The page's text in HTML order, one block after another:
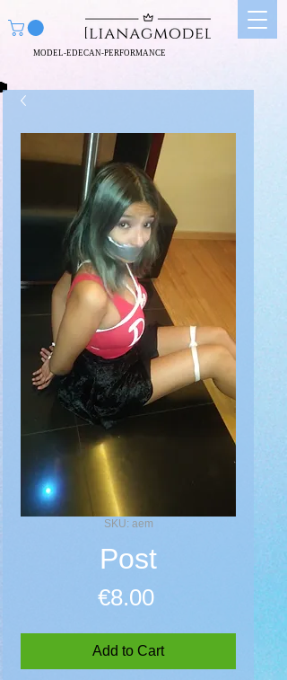
MODEL-EDECAN-PERFORMANCE
SKU: aem
Post
€8.00Price
Add to Cart